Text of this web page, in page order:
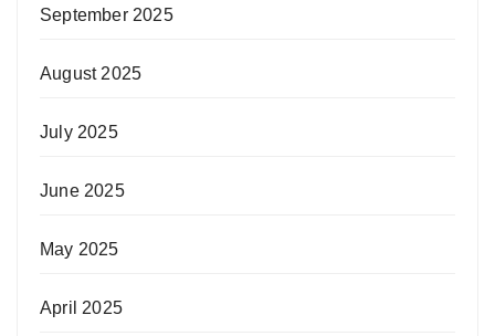
September 2025
August 2025
July 2025
June 2025
May 2025
April 2025